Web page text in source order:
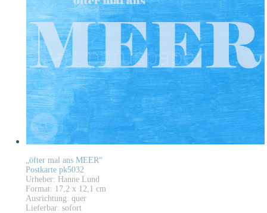
„öfter mal ans MEER“
Postkarte pk5032
Urheber: Hanne Lund
Format: 17,2 x 12,1 cm
Ausrichtung: quer
Lieferbar: sofort